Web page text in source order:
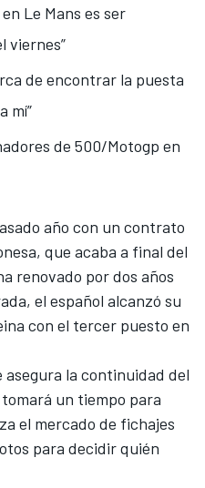
Le Mans es ser
viernes”
de encontrar la puesta
mí”
de 500/Motogp en
año con un contrato
que acaba a final del
renovado por dos años
el español alcanzó su
con el tercer puesto en
asegura la continuidad del
un tiempo para
el mercado de fichajes
para decidir quién